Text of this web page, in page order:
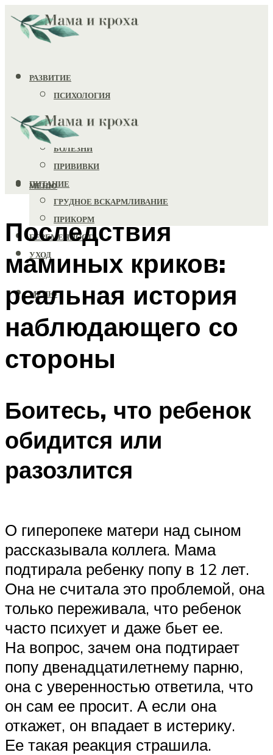
РАЗВИТИЕ
ПСИХОЛОГИЯ
ИГРУШКИ
ЗДОРОВЬЕ
БОЛЕЗНИ
ПРИВИВКИ
ПИТАНИЕ
ГРУДНОЕ ВСКАРМЛИВАНИЕ
ПРИКОРМ
БЕРЕМЕННОСТЬ
УХОД
МЕНЮ
МЕНЮ
Последствия
маминых криков:
реальная история
наблюдающего со
стороны
Боитесь, что ребенок
обидится или
разозлится
О гиперопеке матери над сыном
рассказывала коллега. Мама
подтирала ребенку попу в 12 лет.
Она не считала это проблемой, она
только переживала, что ребенок
часто психует и даже бьет ее.
На вопрос, зачем она подтирает
попу двенадцатилетнему парню,
она с уверенностью ответила, что
он сам ее просит. А если она
откажет, он впадает в истерику.
Ее такая реакция страшила.